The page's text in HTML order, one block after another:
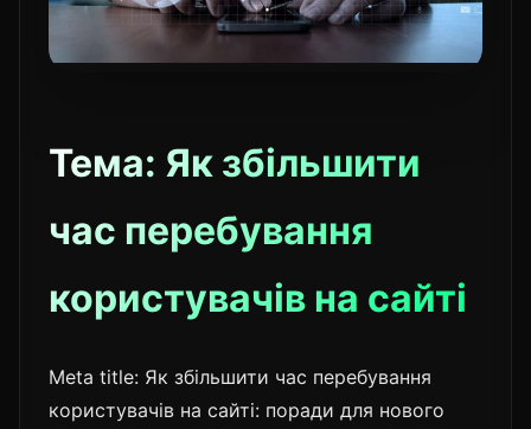
Тема: Як збільшити
час перебування
користувачів на сайті
Meta title: Як збільшити час перебування
користувачів на сайті: поради для нового